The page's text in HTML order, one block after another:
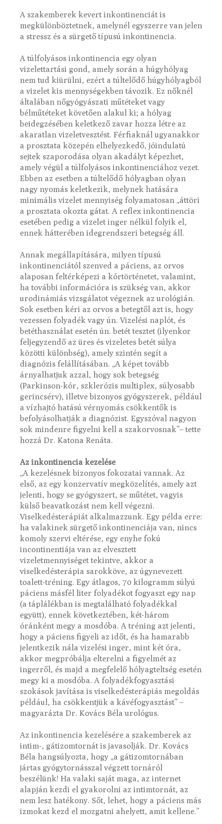
A szakemberek kevert inkontinenciát is
megkülönböztetnek, amelynél egyszerre van jelen
a stressz és a sürgető típusú inkontinencia.
A túlfolyásos inkontinencia egy olyan
vizelettartási gond, amely során a húgyhólyag
nem tud kiürülni, ezért a túltelődő húgyhólyagból
a vizelet kis mennységekben távozik. Ez nőknél
általában nőgyógyászati műtéteket vagy
bélműtéteket követően alakul ki; a hólyag
beidegzésében keletkező zavar hozza létre az
akaratlan vizeletvesztést. Férfiaknál ugyanakkor
a prosztata közepén elhelyezkedő, jóindulatú
sejtek szaporodása olyan akadályt képezhet,
amely végül a túlfolyásos inkontinenciához vezet.
Ebben az esetben a túltelődő hólyagban olyan
nagy nyomás keletkezik, melynek hatására
minimális vizelet mennyiség folyamatosan „áttöri
a prosztata okozta gátat. A reflex inkontinencia
esetében pedig a vizelet inger nélkül folyik el,
ennek hátterében idegrendszeri betegség áll.
Annak megállapítására, milyen típusú
inkontinenciától szenved a páciens, az orvos
alaposan feltérképezi a kórtörténetet, valamint,
ha további információra is szükség van, akkor
urodinámiás vizsgálatot végeznek az urológián.
Sok esetben kéri az orvos a betegtől azt is, hogy
vezessen folyadék vagy ún. Vizelési naplót, és
betéthasználat esetén ún. betét tesztet (ilyenkor
feljegyzendő az üres és vizeletes betét súlya
közötti különbség), amely szintén segít a
diagnózis felállításában. „A képet tovább
árnyalhatjuk azzal, hogy sok betegség
(Parkinson-kór, szklerózis multiplex, súlyosabb
gerincsérv), illetve bizonyos gyógyszerek, például
a vízhajtó hatású vérnyomás csökkentők is
befolyásolhatják a diagnózist. Egyszóval nagyon
sok mindenre figyelni kell a szakorvosnak”– tette
hozzá Dr. Katona Renáta.
Az inkontinencia kezelése
„A kezelésnek bizonyos fokozatai vannak. Az
első, az egy konzervatív megközelítés, amely azt
jelenti, hogy se gyógyszert, se műtétet, vagyis
külső beavatkozást nem kell végezni.
Viselkedésterápiát alkalmazzunk. Egy példa erre:
ha valakinek sürgető inkontinenciája van, nincs
komoly szervi eltérése, egy enyhe fokú
incontinentiája van az elvesztett
vizeletmennyiséget tekintve, akkor a
viselkedésterápia sarokköve, az úgynevezett
toalett-tréning. Egy átlagos, 70 kilogramm súlyú
páciens másfél liter folyadékot fogyaszt egy nap
(a táplálékban is megtalálható folyadékkal
együtt), ennek következtében, két-három
óránként megy a mosdóba. A tréning azt jelenti,
hogy a páciens figyeli az időt, és ha hamarabb
jelentkezik nála vizelési inger, mint két óra,
akkor megpróbálja elterelni a figyelmét az
ingerről, és majd a megfelelő hólyagteltség esetén
megy ki a mosdóba. A folyadékfogyasztási
szokások javítása is viselkedésterápiás megoldás
például, ha csökkentjük a kávéfogyasztást” –
magyarázta Dr. Kovács Béla urológus.
Az inkontinencia kezelésére a szakemberek az
intim-, gátizomtornát is javasolják. Dr. Kovács
Béla hangsúlyozta, hogy „a gátizomtornában
jártas gyógytornásszal végzett tornáról
beszélünk! Ha valaki saját maga, az internet
alapján kezdi el gyakorolni az intimtornát, az
nem lesz hatékony. Sőt, lehet, hogy a páciens más
izmokat kezd el mozgatni ahelyett, amit kellene.”